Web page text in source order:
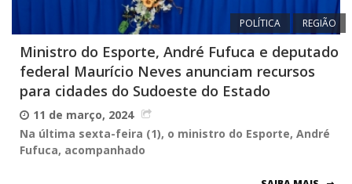
POLÍTICA REGIÃO
Ministro do Esporte, André Fufuca e deputado
federal Maurício Neves anunciam recursos
para cidades do Sudoeste do Estado
11 de março, 2024
Na última sexta-feira (1), o ministro do Esporte, André
Fufuca, acompanhado